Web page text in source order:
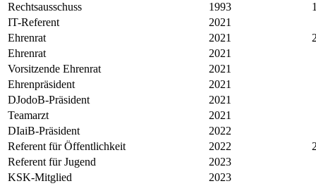
Rechtsausschuss
1993
IT-Referent
2021
Ehrenrat
2021
Ehrenrat
2021
Vorsitzende Ehrenrat
2021
Ehrenpräsident
2021
DJodoB-Präsident
2021
Teamarzt
2021
DIaiB-Präsident
2022
Referent für Öffentlichkeit
2022
Referent für Jugend
2023
KSK-Mitglied
2023